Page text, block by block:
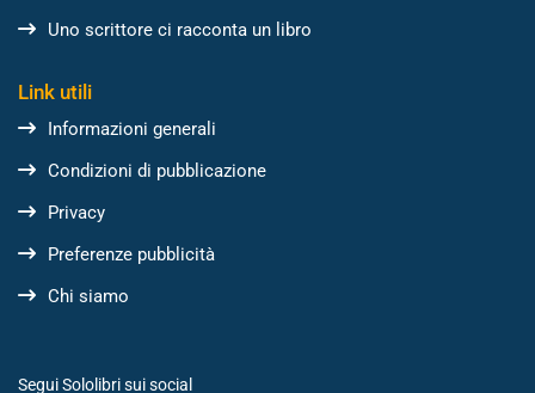
Uno scrittore ci racconta un libro
Link utili
Informazioni generali
Condizioni di pubblicazione
Privacy
Preferenze pubblicità
Chi siamo
Segui Sololibri sui social